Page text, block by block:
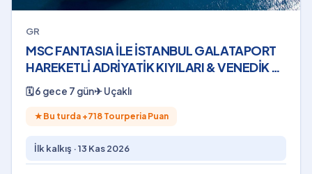
GR
MSC FANTASIA İLE İSTANBUL GALATAPORT
HAREKETLİ ADRİYATİK KIYILARI & VENEDİK 6
Gece THY - 13 Kasım 2026
🗓6 gece 7 gün✈Uçaklı
★ Bu turda +718 Tourperia Puan
İlk kalkış ·13 Kas 2026